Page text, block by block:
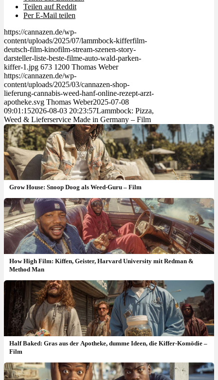
Teilen auf Reddit
Per E-Mail teilen
https://cannazen.de/wp-
content/uploads/2025/07/lammbock-kifferfilm-
deutsch-film-kinofilm-stream-szenen-story-
darsteller-liste-beste-filme-auto-wald-parken-
kiffer-1.jpg 673 1200 Thomas Weber
https://cannazen.de/wp-
content/uploads/2025/03/cannazen-shop-
lieferung-cannabis-weed-hanf-online-rezept-arzt-
apotheke.svg Thomas Weber2025-07-08
09:01:152026-08-03 20:23:57Lammbock: Pizza,
Weed & Lieferservice Made in Germany – Film
Grow House: Snoop Doog als Weed-Guru – Film
How High Film: Kiffen, Geister, Harvard University mit Redman &
Method Man
Half Baked: Gras aus der Apotheke, dumme Ideen, die Kiffer-Komödie –
Film